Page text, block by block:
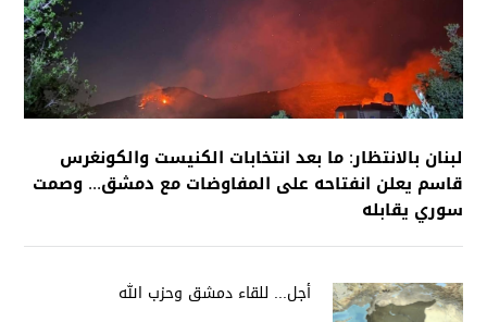
لبنان بالانتظار: ما بعد انتخابات الكنيست والكونغرس
قاسم يعلن انفتاحه على المفاوضات مع دمشق... وصمت
سوري يقابله
أجل... للقاء دمشق وحزب الله